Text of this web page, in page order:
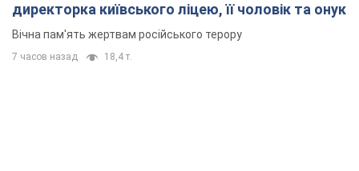
директорка київського ліцею, її чоловік та онук
Вічна пам'ять жертвам російського терору
7 часов назад 18,4 т.